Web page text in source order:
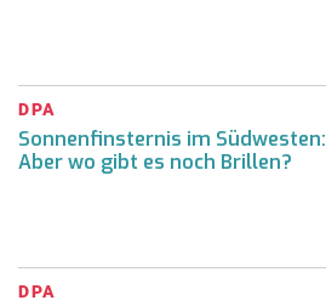
DPA
Sonnenfinsternis im Südwesten:
Aber wo gibt es noch Brillen?
DPA